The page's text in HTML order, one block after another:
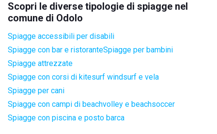
Scopri le diverse tipologie di spiagge nel
comune di Odolo
Spiagge accessibili per disabili
Spiagge con bar e ristoranteSpiagge per bambini
Spiagge attrezzate
Spiagge con corsi di kitesurf windsurf e vela
Spiagge per cani
Spiagge con campi di beachvolley e beachsoccer
Spiagge con piscina e posto barca